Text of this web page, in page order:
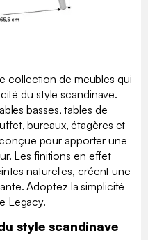
collection de meubles qui
du style scandinave.
basses, tables de
bureaux, étagères et
pour apporter une
Les finitions en effet
naturelles, créent une
Adoptez la simplicité
Legacy.
style scandinave